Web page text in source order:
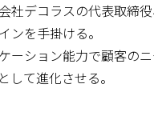
社デコラスの代表取締
ンを手掛ける。
ーション能力で顧客の
して進化させる。